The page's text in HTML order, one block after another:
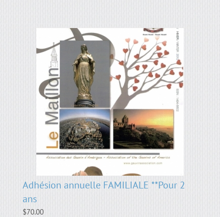
Adhésion annuelle FAMILIALE **Pour 2
ans
$70.00